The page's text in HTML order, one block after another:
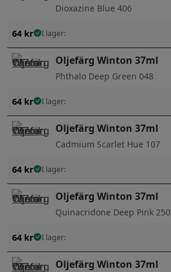
Dioxazine Blue 406
64 kr I lager:
Oljefärg Winton 37ml
Phthalo Deep Green 048
64 kr I lager:
Oljefärg Winton 37ml
Cadmium Scarlet Hue 107
64 kr I lager:
Oljefärg Winton 37ml
Quinacridone Deep Pink 250
64 kr I lager:
Oljefärg Winton 37ml